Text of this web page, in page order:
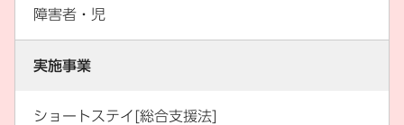
障害者・児
実施事業
ショートステイ[総合支援法]